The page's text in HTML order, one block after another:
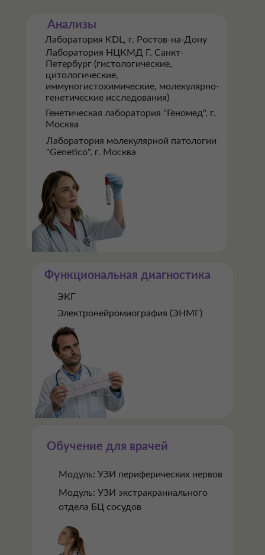
Модуль: УЗИ периферических нервов
Модуль: УЗИ экстракраниального
отдела БЦ сосудов
Обучение для врачей
ЭКГ
Электронейромиография (ЭНМГ)
Функциональная диагностика
Лаборатория KDL, г. Ростов-на-Дону
Лаборатория НЦКМД Г. Санкт-
Петербург (гистологические,
цитологические,
иммуногистохимические, молекулярно-
генетические исследования)
Анализы
Лаборатория молекулярной патологии
"Genetico", г. Москва
Генетическая лаборатория "Геномед", г.
Москва